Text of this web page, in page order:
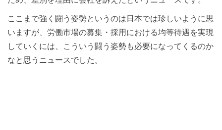
ここまで強く闘う姿勢というのは日本では珍しいように思
いますが、労働市場の募集・採用における均等待遇を実現
していくには、こういう闘う姿勢も必要になってくるのか
なと思うニュースでした。